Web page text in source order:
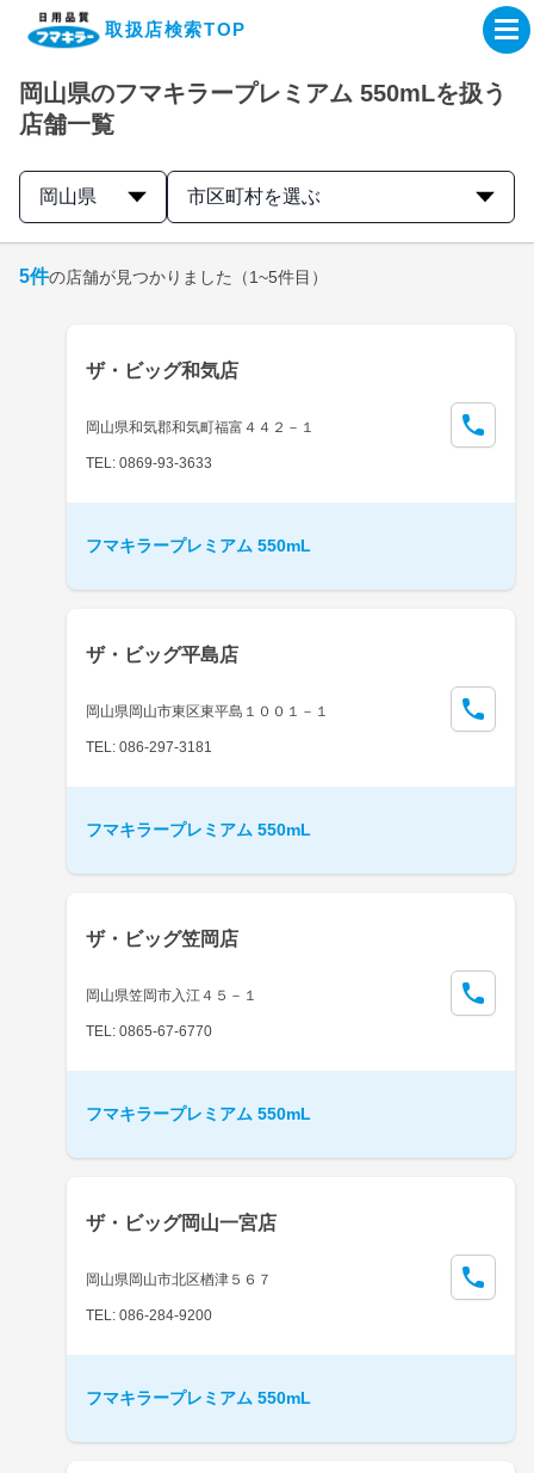
取扱店検索TOP
企業・IR情報サイト
製品情報サイト
取扱店検索はこちら
岡山県のフマキラープレミアム 550mLを扱う
店舗一覧
岡山県 市区町村を選ぶ
5件の店舗が見つかりました （1~5件目）
ザ・ビッグ和気店
岡山県和気郡和気町福富４４２－１
TEL: 0869-93-3633
フマキラープレミアム 550mL
ザ・ビッグ平島店
岡山県岡山市東区東平島１００１－１
TEL: 086-297-3181
フマキラープレミアム 550mL
ザ・ビッグ笠岡店
岡山県笠岡市入江４５－１
TEL: 0865-67-6770
フマキラープレミアム 550mL
ザ・ビッグ岡山一宮店
岡山県岡山市北区楢津５６７
TEL: 086-284-9200
フマキラープレミアム 550mL